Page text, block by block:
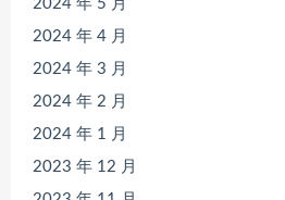
2024 年 5 月
2024 年 4 月
2024 年 3 月
2024 年 2 月
2024 年 1 月
2023 年 12 月